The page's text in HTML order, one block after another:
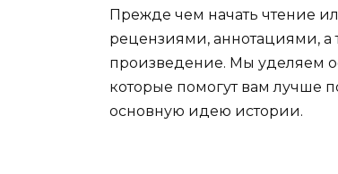
Прежде чем начать чтение
рецензиями, аннотациями, а
произведение. Мы уделяем
которые помогут вам лучше
основную идею истории.